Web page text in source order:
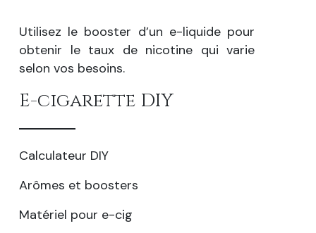
Utilisez le booster d’un e-liquide pour
obtenir le taux de nicotine qui varie
selon vos besoins.
E-cigarette DIY
Calculateur DIY
Arômes et boosters
Matériel pour e-cig